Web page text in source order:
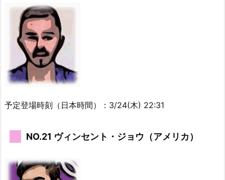
予定登場時刻（日本時間）：3/24(木) 22:31
NO.21 ヴィンセント・ジョウ（アメリカ）